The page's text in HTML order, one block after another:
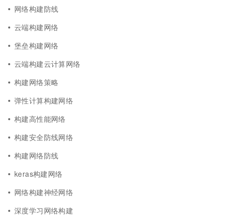
网络构建防线
云端构建网络
堡垒构建网络
云端构建云计算网络
构建网络策略
弹性计算构建网络
构建高性能网络
构建安全防线网络
构建网络防线
keras构建网络
网络构建神经网络
深度学习网络构建